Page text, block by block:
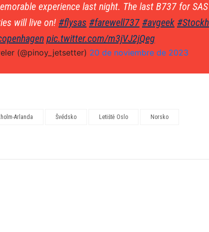
experience last night. The last B737 for
will live on! #flysas #farewell737 #avgeek
pic.twitter.com/m3jVJ2jQeg
(@pinoy_jetsetter) 20 de noviembre de 2023
Arlanda Švédsko Letiště Oslo Norsko